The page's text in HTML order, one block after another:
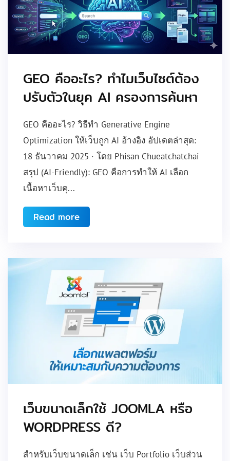
GEO คืออะไร? ทำไมเว็บไซต์ต้อง
ปรับตัวในยุค AI ครองการค้นหา
GEO คืออะไร? วิธีทำ Generative Engine
Optimization ให้เว็บถูก AI อ้างอิง อัปเดตล่าสุด:
18 ธันวาคม 2025 · โดย Phisan Chueatchatchai
สรุป (AI-Friendly): GEO คือการทำให้ AI เลือก
เนื้อหาเว็บคุ...
Read more
เว็บขนาดเล็กใช้ JOOMLA หรือ
WORDPRESS ดี?
สำหรับเว็บขนาดเล็ก เช่น เว็บ Portfolio เว็บส่วน